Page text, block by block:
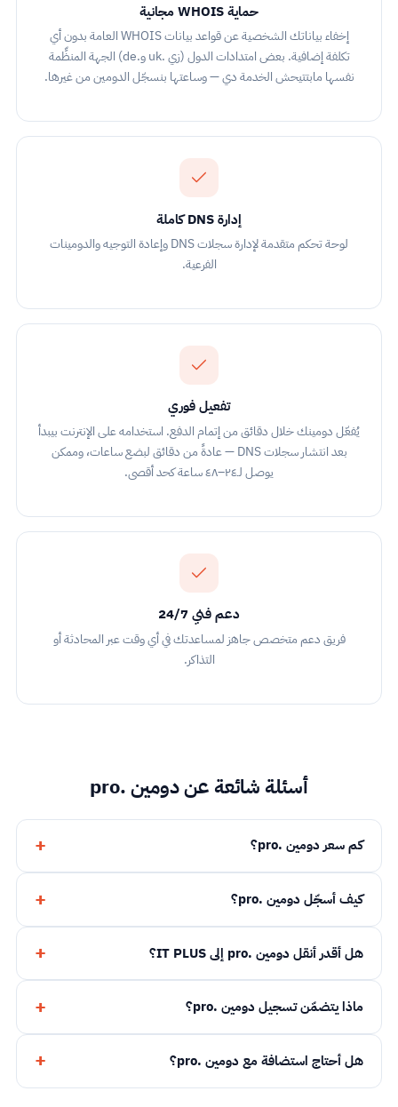
حماية WHOIS مجانية
إخفاء بياناتك الشخصية عن قواعد بيانات WHOIS العامة بدون أي
تكلفة إضافية. بعض امتدادات الدول (زي .uk و.de) الجهة المنظِّمة
نفسها مابتتيحش الخدمة دي — وساعتها بنسجّل الدومين من غيرها.
إدارة DNS كاملة
لوحة تحكم متقدمة لإدارة سجلات DNS وإعادة التوجيه والدومينات
الفرعية.
تفعيل فوري
يُفعّل دومينك خلال دقائق من إتمام الدفع. استخدامه على الإنترنت بيبدأ
بعد انتشار سجلات DNS — عادةً من دقائق لبضع ساعات، وممكن
يوصل لـ٢٤–٤٨ ساعة كحد أقصى.
دعم فني 24/7
فريق دعم متخصص جاهز لمساعدتك في أي وقت عبر المحادثة أو
التذاكر.
أسئلة شائعة عن دومين .pro
كم سعر دومين .pro؟
كيف أسجّل دومين .pro؟
هل أقدر أنقل دومين .pro إلى IT PLUS؟
ماذا يتضمّن تسجيل دومين .pro؟
هل أحتاج استضافة مع دومين .pro؟